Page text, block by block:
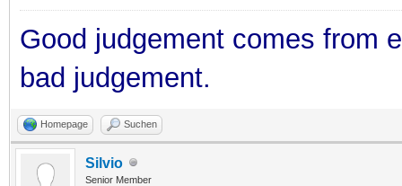
Good judgement comes from
bad judgement.
Homepage Suchen
Silvio
Senior Member